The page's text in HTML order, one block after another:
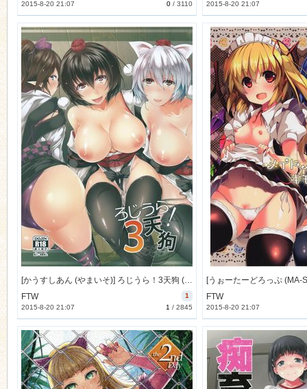
0/ 3110
2015-8-20 21:07 2015-8-20 21:07
[かうすしあん (やまいそ)] ろじうら！3天狗 (東方Project) [30M]
1
FTW
1 / 2845
2015-8-20 21:07
FTW
2015-8-20 21:07